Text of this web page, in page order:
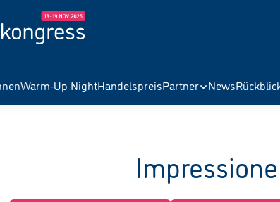
Warm-Up NightHandelspreisPartner News